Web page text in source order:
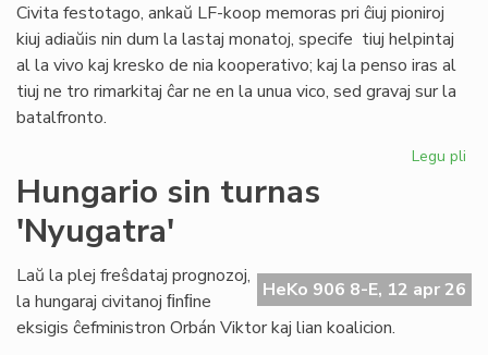
Civita festotago, ankaŭ LF-koop memoras pri ĉiuj pioniroj
kiuj adiaŭis nin dum la lastaj monatoj, specife tiuj helpintaj
al la vivo kaj kresko de nia kooperativo; kaj la penso iras al
tiuj ne tro rimarkitaj ĉar ne en la unua vico, sed gravaj sur la
batalfronto.
Legu pli
Hungario sin turnas
'Nyugatra'
HeKo 906 8-E, 12 apr 26
Laŭ la plej freŝdataj prognozoj,
la hungaraj civitanoj ﬁnﬁne
eksigis ĉefministron Orbán Viktor kaj lian koalicion.